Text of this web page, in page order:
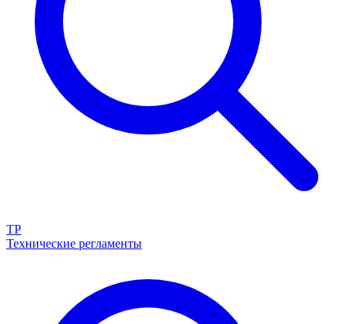
ТР
Технические регламенты